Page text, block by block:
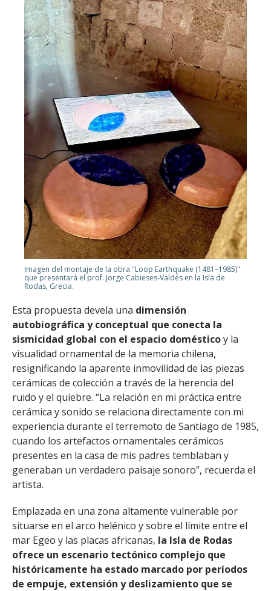
Imagen del montaje de la obra "Loop Earthquake (1481–1985)"
que presentará el prof. Jorge Cabieses-Valdés en la Isla de
Rodas, Grecia.
Esta propuesta devela una dimensión
autobiográfica y conceptual que conecta la
sismicidad global con el espacio domésticoy la
visualidad ornamental de la memoria chilena,
resignificando la aparente inmovilidad de las piezas
cerámicas de colección a través de la herencia del
ruido y el quiebre. “La relación en mi práctica entre
cerámica y sonido se relaciona directamente con mi
experiencia durante el terremoto de Santiago de 1985,
cuando los artefactos ornamentales cerámicos
presentes en la casa de mis padres temblaban y
generaban un verdadero paisaje sonoro”, recuerda el
artista.
Emplazada en una zona altamente vulnerable por
situarse en el arco helénico y sobre el límite entre el
mar Egeo y las placas africanas, la Isla de Rodas
ofrece un escenario tectónico complejo que
históricamente ha estado marcado por períodos
de empuje, extensión y deslizamiento que se